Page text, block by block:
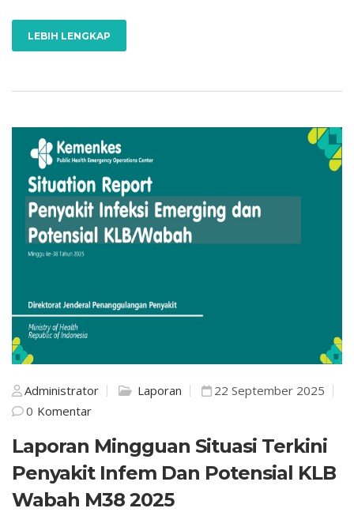
LEBIH LENGKAP
Administrator Laporan
22 September 2025
0 Komentar
Laporan Mingguan Situasi Terkini
Penyakit Infem Dan Potensial KLB
Wabah M38 2025